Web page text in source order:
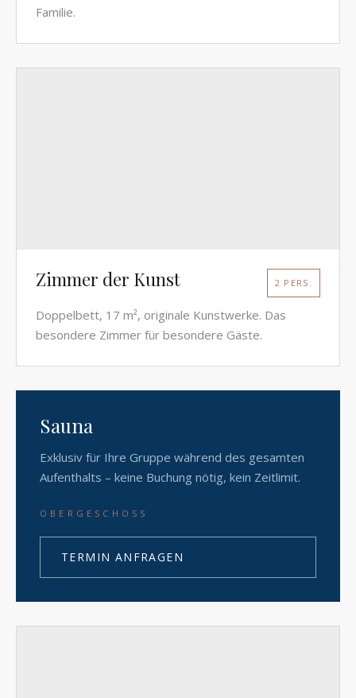
Familie.
Zimmer der Kunst 2 PERS.
Doppelbett, 17 m², originale Kunstwerke. Das
besondere Zimmer für besondere Gäste.
Sauna
Exklusiv für Ihre Gruppe während des gesamten
Aufenthalts – keine Buchung nötig, kein Zeitlimit.
OBERGESCHOSS
TERMIN ANFRAGEN